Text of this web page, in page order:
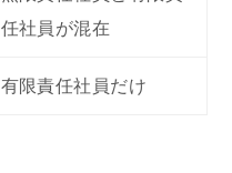
任社員が混在
有限責任社員だけ